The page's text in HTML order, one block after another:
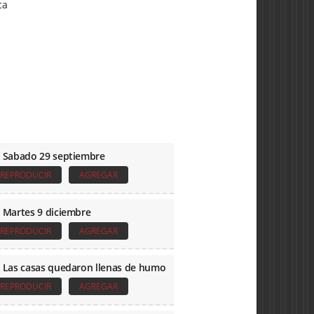
Sabado 29 septiembre
REPRODUCIR AGREGAR
Martes 9 diciembre
REPRODUCIR AGREGAR
Las casas quedaron llenas de humo
REPRODUCIR AGREGAR